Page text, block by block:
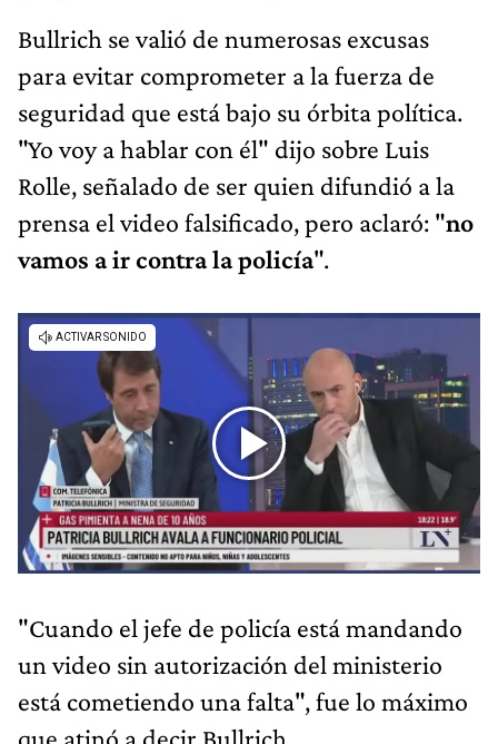
Bullrich se valió de numerosas excusas
para evitar comprometer a la fuerza de
seguridad que está bajo su órbita política.
"Yo voy a hablar con él" dijo sobre Luis
Rolle, señalado de ser quien difundió a la
prensa el video falsificado, pero aclaró: "no
vamos a ir contra la policía".
"Cuando el jefe de policía está mandando
un video sin autorización del ministerio
está cometiendo una falta", fue lo máximo
que atinó a decir Bullrich,